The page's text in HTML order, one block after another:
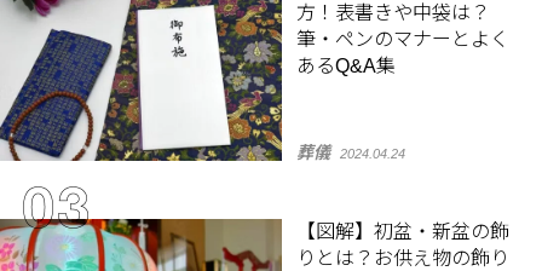
方！表書きや中袋は？
筆・ペンのマナーとよく
あるQ&A集
葬儀 2024.04.24
【図解】初盆・新盆の飾
りとは？お供え物の飾り